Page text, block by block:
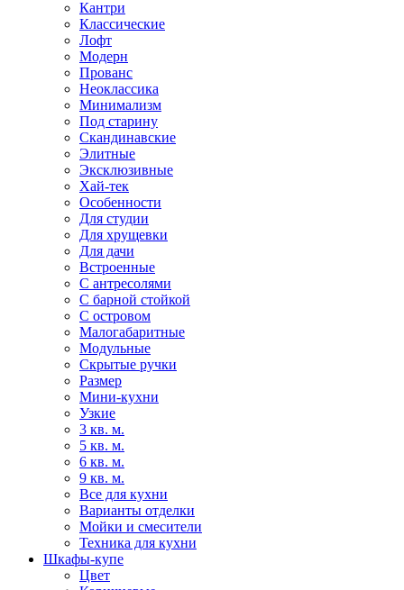
Кантри
Классические
Лофт
Модерн
Прованс
Неоклассика
Минимализм
Под старину
Скандинавские
Элитные
Эксклюзивные
Хай-тек
Особенности
Для студии
Для хрущевки
Для дачи
Встроенные
С антресолями
С барной стойкой
С островом
Малогабаритные
Модульные
Скрытые ручки
Размер
Мини-кухни
Узкие
3 кв. м.
5 кв. м.
6 кв. м.
9 кв. м.
Все для кухни
Варианты отделки
Мойки и смесители
Техника для кухни
Шкафы-купе
Цвет